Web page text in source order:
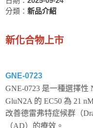
科學新知
分類：新品介紹
新化合物上市
GNE-0723
GNE-0723 是一種選擇
GluN2A 的 EC50 為 21
改善德雷弗特症候群（
（AD）的療效。